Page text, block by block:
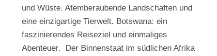
und Wüste. Atemberaubende Landschaften und
eine einzigartige Tierwelt. Botswana: ein
faszinierendes Reiseziel und einmaliges
Abenteuer. Der Binnenstaat im südlichen Afrika